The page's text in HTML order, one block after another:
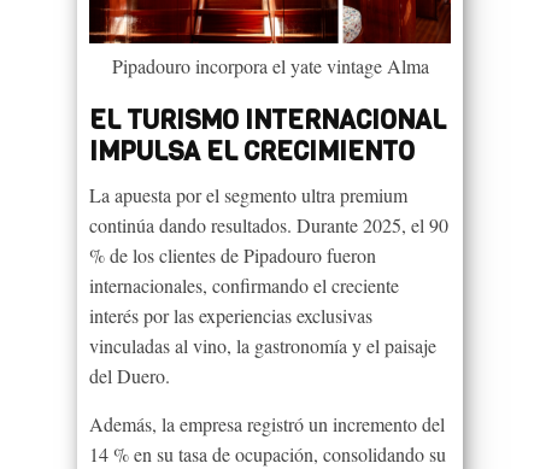
Pipadouro incorpora el yate vintage Alma
EL TURISMO INTERNACIONAL
IMPULSA EL CRECIMIENTO
La apuesta por el segmento ultra premium
continúa dando resultados. Durante 2025, el 90
% de los clientes de Pipadouro fueron
internacionales, confirmando el creciente
interés por las experiencias exclusivas
vinculadas al vino, la gastronomía y el paisaje
del Duero.
Además, la empresa registró un incremento del
14 % en su tasa de ocupación, consolidando su